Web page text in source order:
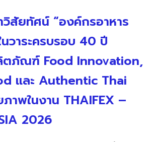
สัยทัศน์ “องค์กรอาหาร
นวาระครบรอบ 40 ปี
ตภัณฑ์ Food Innovation,
และ Authentic Thai
าพในงาน THAIFEX –
2026